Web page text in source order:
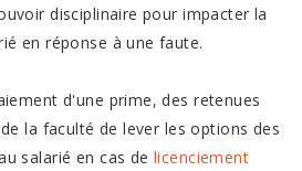
disciplinaire pour impacter la
en réponse à une faute.
d'une prime, des retenues
la faculté de lever les options des
salarié en cas delicenciement